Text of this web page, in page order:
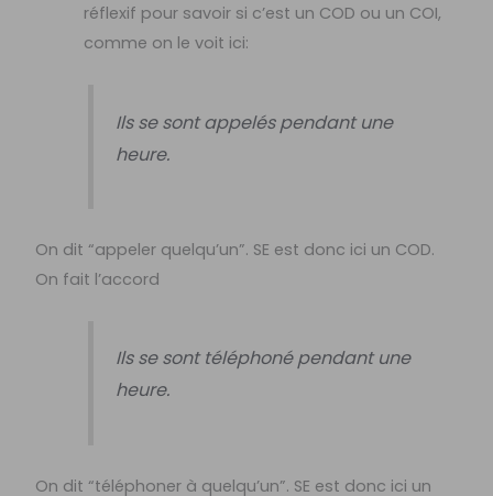
réflexif pour savoir si c’est un COD ou un COI,
comme on le voit ici:
Ils se sont appelés pendant une
heure.
On dit “appeler quelqu’un”. SE est donc ici un COD.
On fait l’accord
Ils se sont téléphoné pendant une
heure.
On dit “téléphoner à quelqu’un”. SE est donc ici un